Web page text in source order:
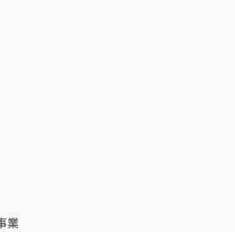
業